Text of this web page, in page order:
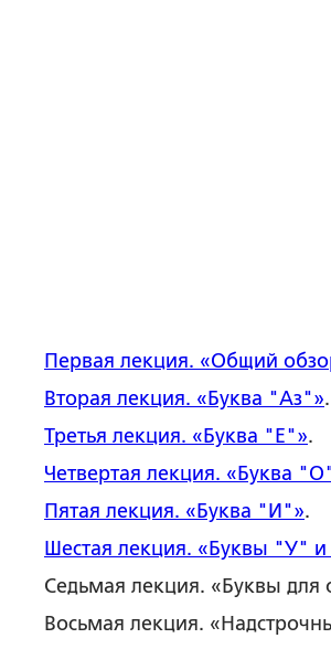
Первая лекция. «Общий
Вторая лекция. «Буква "Аз"».
Третья лекция. «Буква "Е"».
Четвертая лекция. «Буква
Пятая лекция. «Буква "И"».
Шестая лекция. «Буквы "У"
Седьмая лекция. «Буквы для
Восьмая лекция.